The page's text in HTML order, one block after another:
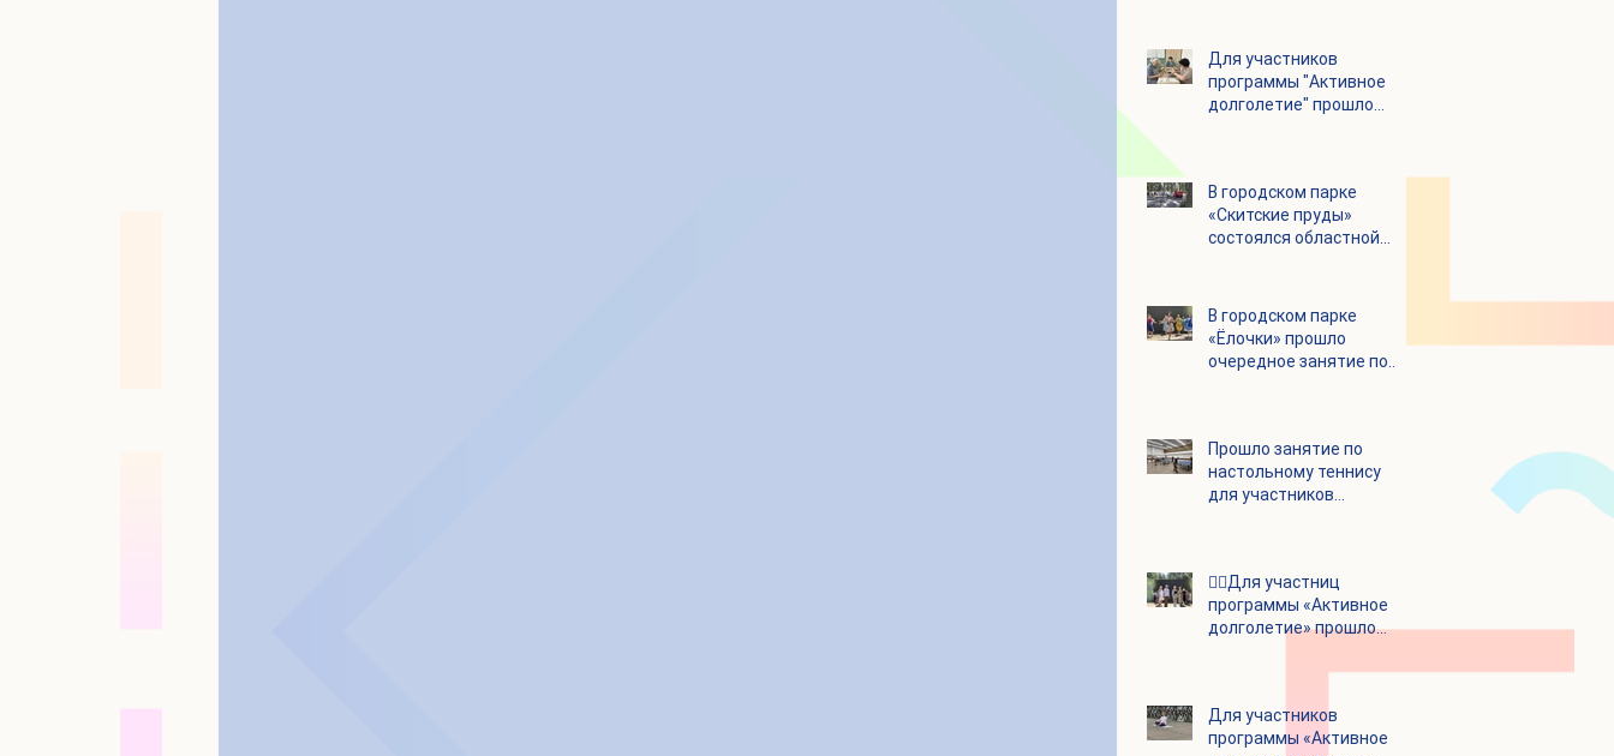
Для участников
программы "Активное
долголетие" прошло
настольными играми
В городском парке
«Скитские пруды»
состоялся областной
В городском парке
«Ёлочки» прошло
очередное занятие по
Прошло занятие по
настольному теннису
для участников
👯‍♀️Для участниц
программы «Активное
долголетие» прошло
Для участников
программы «Активное